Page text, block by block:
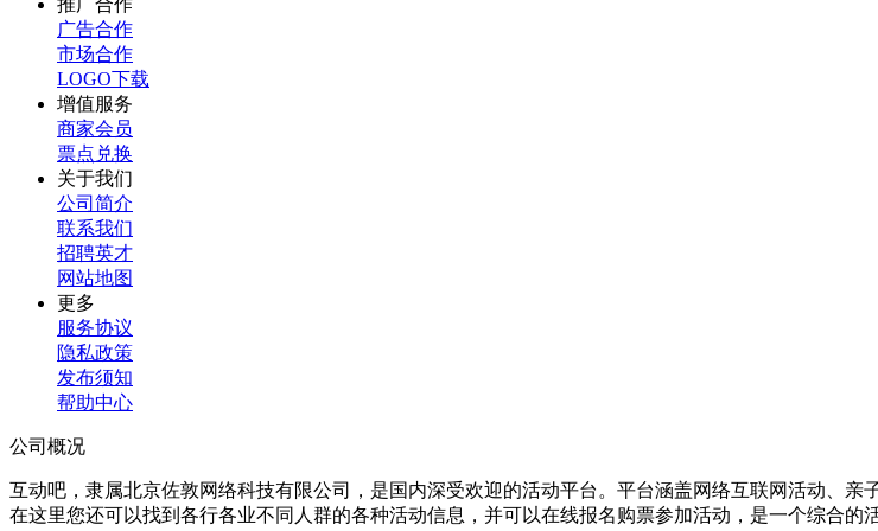
推广合作
广告合作
市场合作
LOGO下载
增值服务
商家会员
票点兑换
关于我们
公司简介
联系我们
招聘英才
网站地图
更多
服务协议
隐私政策
发布须知
帮助中心
公司概况
互动吧，隶属北京佐敦网络科技有限公司，是国内深受欢迎的活动平台。平台涵盖网络互联网活动、
在这里您还可以找到各行各业不同人群的各种活动信息，并可以在线报名购票参加活动，是一个综合的